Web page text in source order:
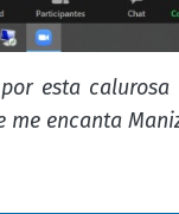
esta
encanta